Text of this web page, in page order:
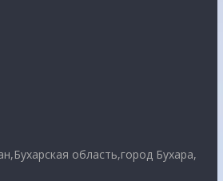
область,город Бухара,